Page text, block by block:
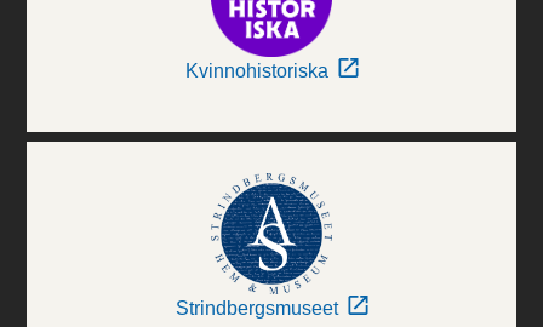
Kvinnohistoriska
Strindbergsmuseet